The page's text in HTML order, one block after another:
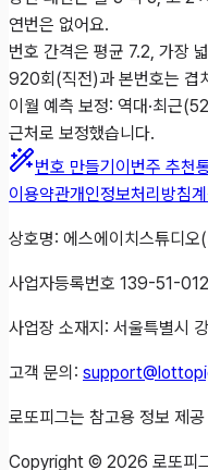
연번은 없어요.
번호 간격은 평균 7.2, 가장
920회(직전)과 본번호는 겹
이월 예측 보정: 역대·최근
근처로 보정했습니다.
번호 만들기 이번주 추천
이용약관개인정보처리방침
상호명: 에스에이치스튜디
사업자등록번호 139-51-
사업장 소재지: 서울특별시
고객 문의:
로또피그는 참고용 정보 제
Copyright © 2026 로또피